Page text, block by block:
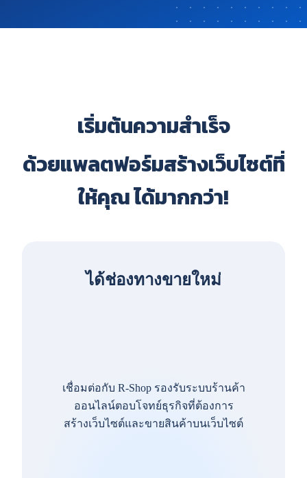
เริ่มต้นความสำเร็จ
ด้วยแพลตฟอร์มสร้างเว็บไซต์ที่
ให้คุณ ได้มากกว่า!
ได้ช่องทางขายใหม่
เชื่อมต่อกับ R-Shop รองรับระบบร้านค้า
ออนไลน์ตอบโจทย์ธุรกิจที่ต้องการ
สร้างเว็บไซต์และขายสินค้าบนเว็บไซต์